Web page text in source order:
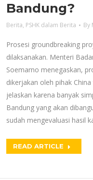
Bandung?
Berita, PSHK dalam Berita By
Prosesi groundbreaking
dilaksanakan. Menteri
Soemarno menegaskan,
dikerjakan oleh pihak
jelaskan karena banyak
Bandung yang akan
sudah mengevaluasi hasil
READ ARTICLE